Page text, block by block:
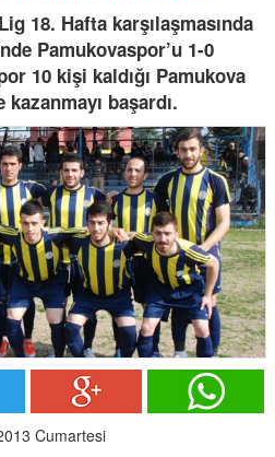
18. Hafta karşılaşmasında
Pamukovaspor’u 1-0
10 kişi kaldığı Pamukova
kazanmayı başardı.
Cumartesi